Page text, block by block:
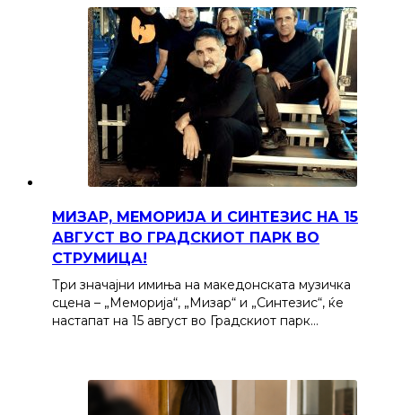
МИЗАР, МЕМОРИЈА И СИНТЕЗИС НА 15
АВГУСТ ВО ГРАДСКИОТ ПАРК ВО
СТРУМИЦА!
Три значајни имиња на македонската музичка
сцена – „Меморија“, „Мизар“ и „Синтезис“, ќе
настапат на 15 август во Градскиот парк…